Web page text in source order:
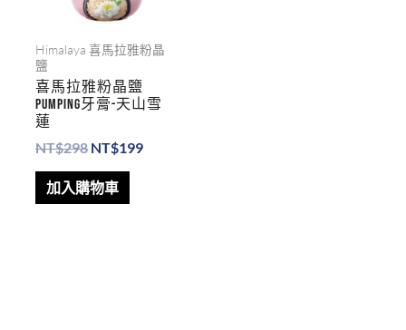
Himalaya 喜馬拉雅粉晶
鹽
喜馬拉雅粉晶鹽
PUMPING牙膏-天山雪
蓮
NT$298 NT$199
加入購物車